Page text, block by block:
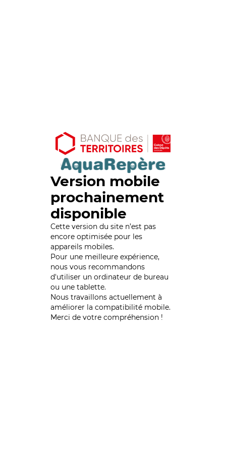
Version mobile
prochainement
disponible
Cette version du site n’est pas
encore optimisée pour les
appareils mobiles.
Pour une meilleure expérience,
nous vous recommandons
d'utiliser un ordinateur de bureau
ou une tablette.
Nous travaillons actuellement à
améliorer la compatibilité mobile.
Merci de votre compréhension !